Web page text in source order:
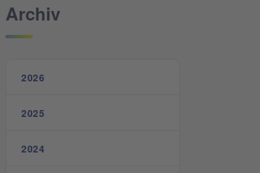
Archiv
2026
2025
2024